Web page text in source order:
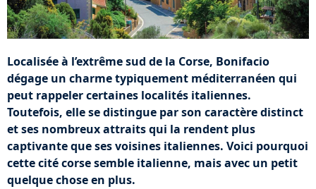
Localisée à l’extrême sud de la Corse, Bonifacio
dégage un charme typiquement méditerranéen qui
peut rappeler certaines localités italiennes.
Toutefois, elle se distingue par son caractère distinct
et ses nombreux attraits qui la rendent plus
captivante que ses voisines italiennes. Voici pourquoi
cette cité corse semble italienne, mais avec un petit
quelque chose en plus.